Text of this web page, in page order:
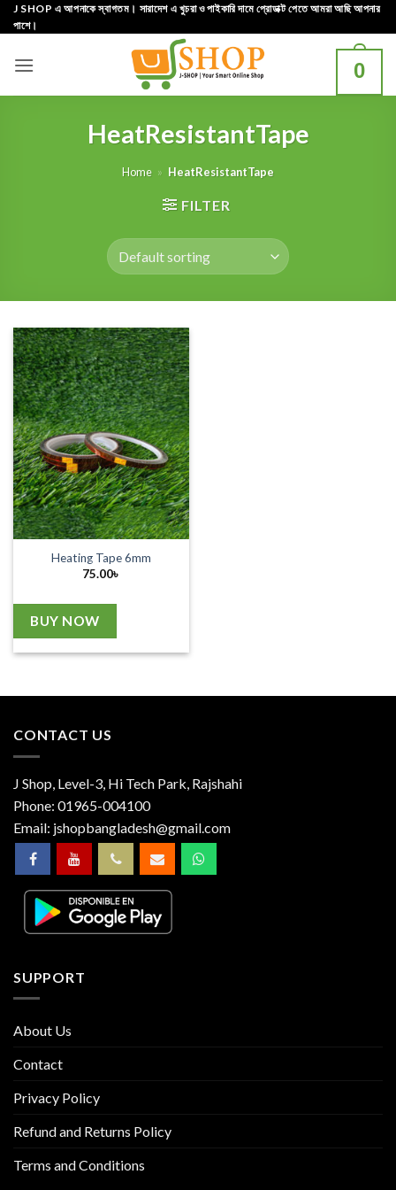
Skip
to
J SHOP এ আপনাকে স্বাগতম। সারাদেশ এ খুচরা ও পাইকারি দামে প্রোডাক্ট পেতে আমরা আছি আপনার
পাশে।
0
HeatResistantTape
Home » HeatResistantTape
FILTER
Heating Tape 6mm
75.00৳
BUY NOW
CONTACT US
J Shop, Level-3, Hi Tech Park, Rajshahi
Phone: 01965-004100
Email: jshopbangladesh@gmail.com
SUPPORT
About Us
Contact
Privacy Policy
Refund and Returns Policy
Terms and Conditions